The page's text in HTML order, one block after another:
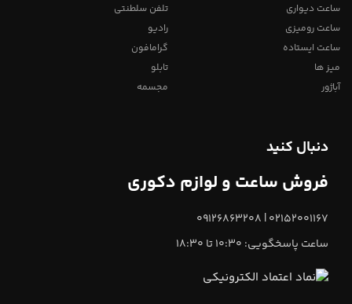
ساعت دیواری
ساعت رومیزی
ساعت ایستاده
میز ها
آباژور
تلفن سلطنتی
رادیو
گرامافون
تابلو
مجسمه
دنبال کنید
فروش ساعت و لوازم دکوری
02152001167 | 09126863208
ساعت پاسخگویی: 10:30 تا 18:30